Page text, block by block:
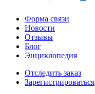
Форма связи
Новости
Отзывы
Блог
Энциклопедия
Отследить заказ
Зарегистрироваться